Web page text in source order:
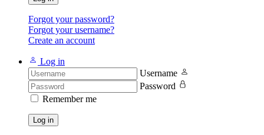
Forgot your password?
Forgot your username?
Create an account
Log in
Username
Password
Remember me
Log in